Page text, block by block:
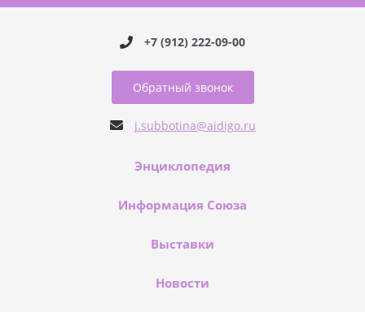
+7 (912) 222-09-00
Обратный звонок
j.subbotina@aidigo.ru
Энциклопедия
Информация Союза
Выставки
Новости